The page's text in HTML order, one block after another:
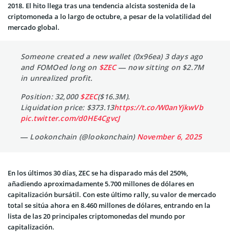
2018. El hito llega tras una tendencia alcista sostenida de la
criptomoneda a lo largo de octubre, a pesar de la volatilidad del
mercado global.
Someone created a new wallet (0x96ea) 3 days ago
and FOMOed long on $ZEC— now sitting on $2.7M
in unrealized profit.
Position: 32,000 $ZEC($16.3M).
Liquidation price: $373.13https://t.co/W0anYjkwVb
pic.twitter.com/d0HE4CgvcJ
— Lookonchain (@lookonchain) November 6, 2025
En los últimos 30 días, ZEC se ha disparado más del 250%,
añadiendo aproximadamente 5.700 millones de dólares en
capitalización bursátil. Con este último rally, su valor de mercado
total se sitúa ahora en 8.460 millones de dólares, entrando en la
lista de las 20 principales criptomonedas del mundo por
capitalización.